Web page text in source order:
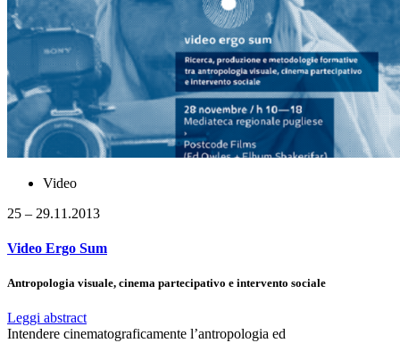
Video
25 – 29.11.2013
Video Ergo Sum
Antropologia visuale, cinema partecipativo e intervento sociale
Leggi abstract
Intendere cinematograficamente l’antropologia ed